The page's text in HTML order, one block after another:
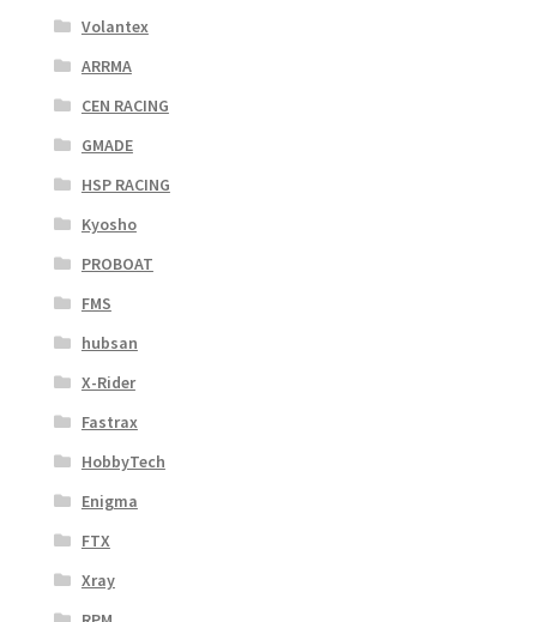
Volantex
ARRMA
CEN RACING
GMADE
HSP RACING
Kyosho
PROBOAT
FMS
hubsan
X-Rider
Fastrax
HobbyTech
Enigma
FTX
Xray